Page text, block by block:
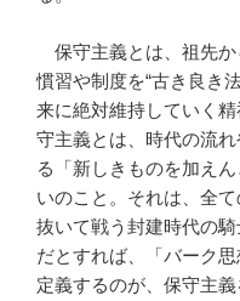
保守主義とは、祖先か
慣習や制度を“古き良き
来に絶対維持していく
守主義とは、時代の流
る「新しきものを加え
いのこと。それは、全
抜いて戦う封建時代の騎
だとすれば、「バーク
定義するのが、保守主